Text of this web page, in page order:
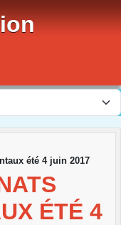
été 4 juin 2017
ÉTÉ 4